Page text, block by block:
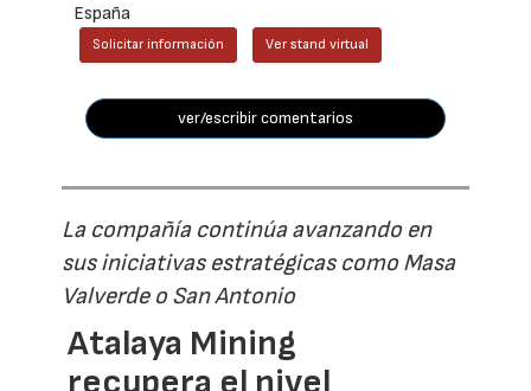
España
Solicitar información Ver stand virtual
ver/escribir comentarios
La compañía continúa avanzando en
sus iniciativas estratégicas como Masa
Valverde o San Antonio
Atalaya Mining
recupera el nivel